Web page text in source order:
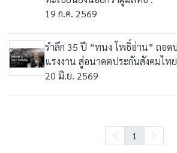
19 ก.ค. 2569
รำลึก 35 ปี “ทนง โพธิ์อ่าน” ถอด
แรงงาน สู่อนาคตประกันสังคมไทย
20 มิ.ย. 2569
1